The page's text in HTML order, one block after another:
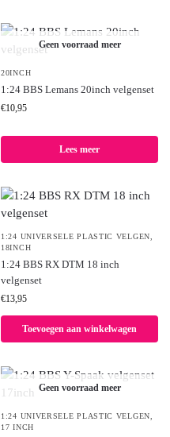
Geen voorraad meer
20INCH
1:24 BBS Lemans 20inch velgenset
€10,95
Lees meer
1:24 UNIVERSELE PLASTIC VELGEN
18INCH
1:24 BBS RX DTM 18 inch
velgenset
€13,95
Toevoegen aan winkelwagen
Geen voorraad meer
1:24 UNIVERSELE PLASTIC VELGEN
17 INCH